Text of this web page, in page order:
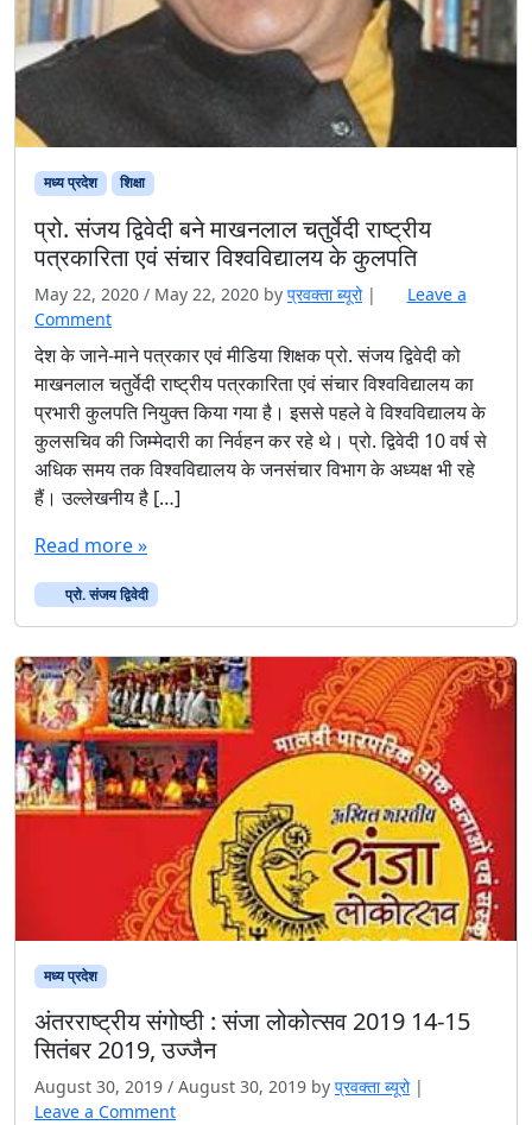
मध्य प्रदेश शिक्षा
प्रो. संजय द्विवेदी बने माखनलाल चतुर्वेदी राष्ट्रीय
पत्रकारिता एवं संचार विश्वविद्यालय के कुलपति
May 22, 2020 / May 22, 2020 by प्रवक्‍ता ब्यूरो |
Leave a
Comment
देश के जाने-माने पत्रकार एवं मीडिया शिक्षक प्रो. संजय द्विवेदी को
माखनलाल चतुर्वेदी राष्ट्रीय पत्रकारिता एवं संचार विश्वविद्यालय का
प्रभारी कुलपति नियुक्त किया गया है। इससे पहले वे विश्वविद्यालय के
कुलसचिव की जिम्मेदारी का निर्वहन कर रहे थे। प्रो. द्विवेदी 10 वर्ष से
अधिक समय तक विश्वविद्यालय के जनसंचार विभाग के अध्यक्ष भी रहे
हैं। उल्लेखनीय है […]
Read more »
प्रो. संजय द्विवेदी
मध्य प्रदेश
अंतरराष्ट्रीय संगोष्ठी : संजा लोकोत्सव 2019 14-15
सितंबर 2019, उज्जैन
August 30, 2019 / August 30, 2019 by प्रवक्‍ता ब्यूरो |
Leave a Comment